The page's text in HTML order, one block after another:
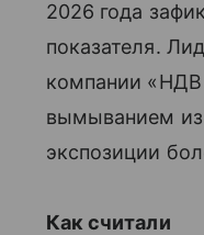
2026 года
показателя.
компании «НДВ
вымыванием из
экспозиции
Как считали